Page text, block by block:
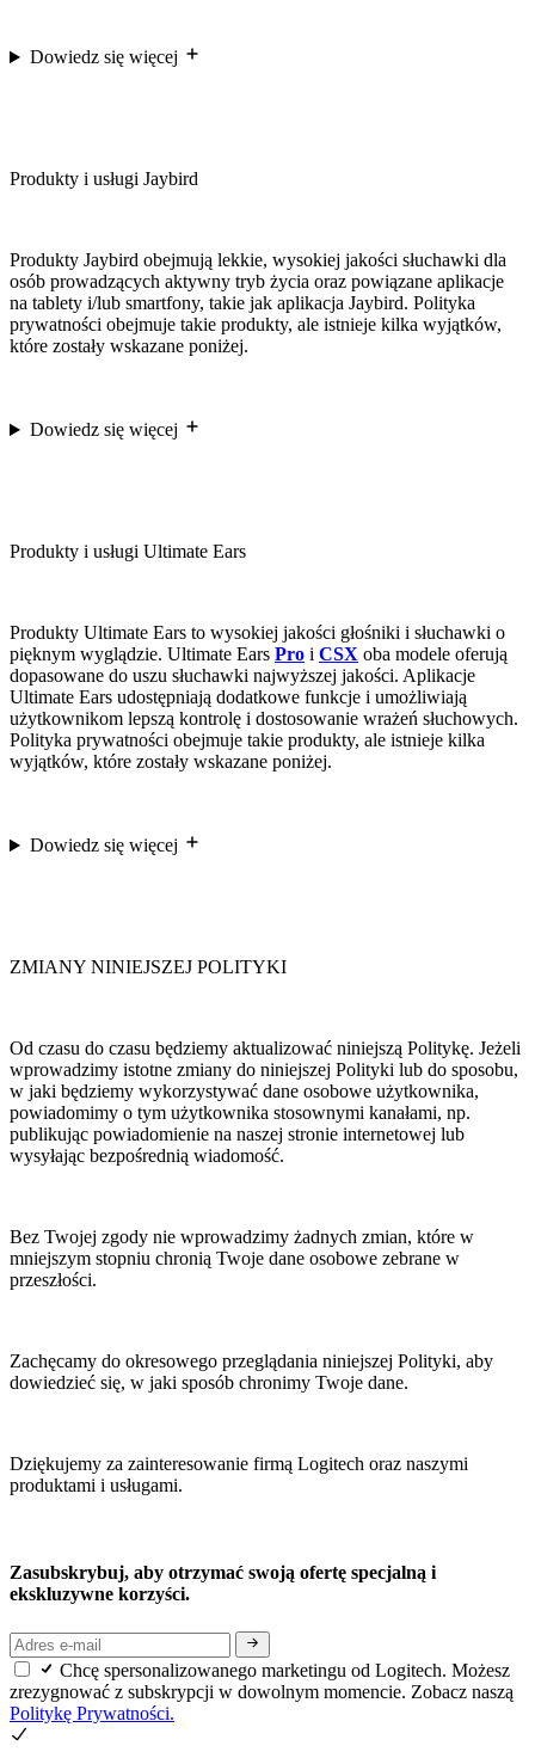
Dowiedz się więcej
Produkty i usługi Jaybird
Produkty Jaybird obejmują lekkie, wysokiej jakości słuchawki dla
osób prowadzących aktywny tryb życia oraz powiązane aplikacje
na tablety i/lub smartfony, takie jak aplikacja Jaybird. Polityka
prywatności obejmuje takie produkty, ale istnieje kilka wyjątków,
które zostały wskazane poniżej.
Dowiedz się więcej
Produkty i usługi Ultimate Ears
Produkty Ultimate Ears to wysokiej jakości głośniki i słuchawki o
pięknym wyglądzie. Ultimate Ears Pro i CSX oba modele oferują
dopasowane do uszu słuchawki najwyższej jakości. Aplikacje
Ultimate Ears udostępniają dodatkowe funkcje i umożliwiają
użytkownikom lepszą kontrolę i dostosowanie wrażeń słuchowych.
Polityka prywatności obejmuje takie produkty, ale istnieje kilka
wyjątków, które zostały wskazane poniżej.
Dowiedz się więcej
ZMIANY NINIEJSZEJ POLITYKI
Od czasu do czasu będziemy aktualizować niniejszą Politykę. Jeżeli
wprowadzimy istotne zmiany do niniejszej Polityki lub do sposobu,
w jaki będziemy wykorzystywać dane osobowe użytkownika,
powiadomimy o tym użytkownika stosownymi kanałami, np.
publikując powiadomienie na naszej stronie internetowej lub
wysyłając bezpośrednią wiadomość.
Bez Twojej zgody nie wprowadzimy żadnych zmian, które w
mniejszym stopniu chronią Twoje dane osobowe zebrane w
przeszłości.
Zachęcamy do okresowego przeglądania niniejszej Polityki, aby
dowiedzieć się, w jaki sposób chronimy Twoje dane.
Dziękujemy za zainteresowanie firmą Logitech oraz naszymi
produktami i usługami.
Zasubskrybuj, aby otrzymać swoją ofertę specjalną i
ekskluzywne korzyści.
Chcę spersonalizowanego marketingu od Logitech. Możesz
zrezygnować z subskrypcji w dowolnym momencie. Zobacz naszą
Politykę Prywatności.